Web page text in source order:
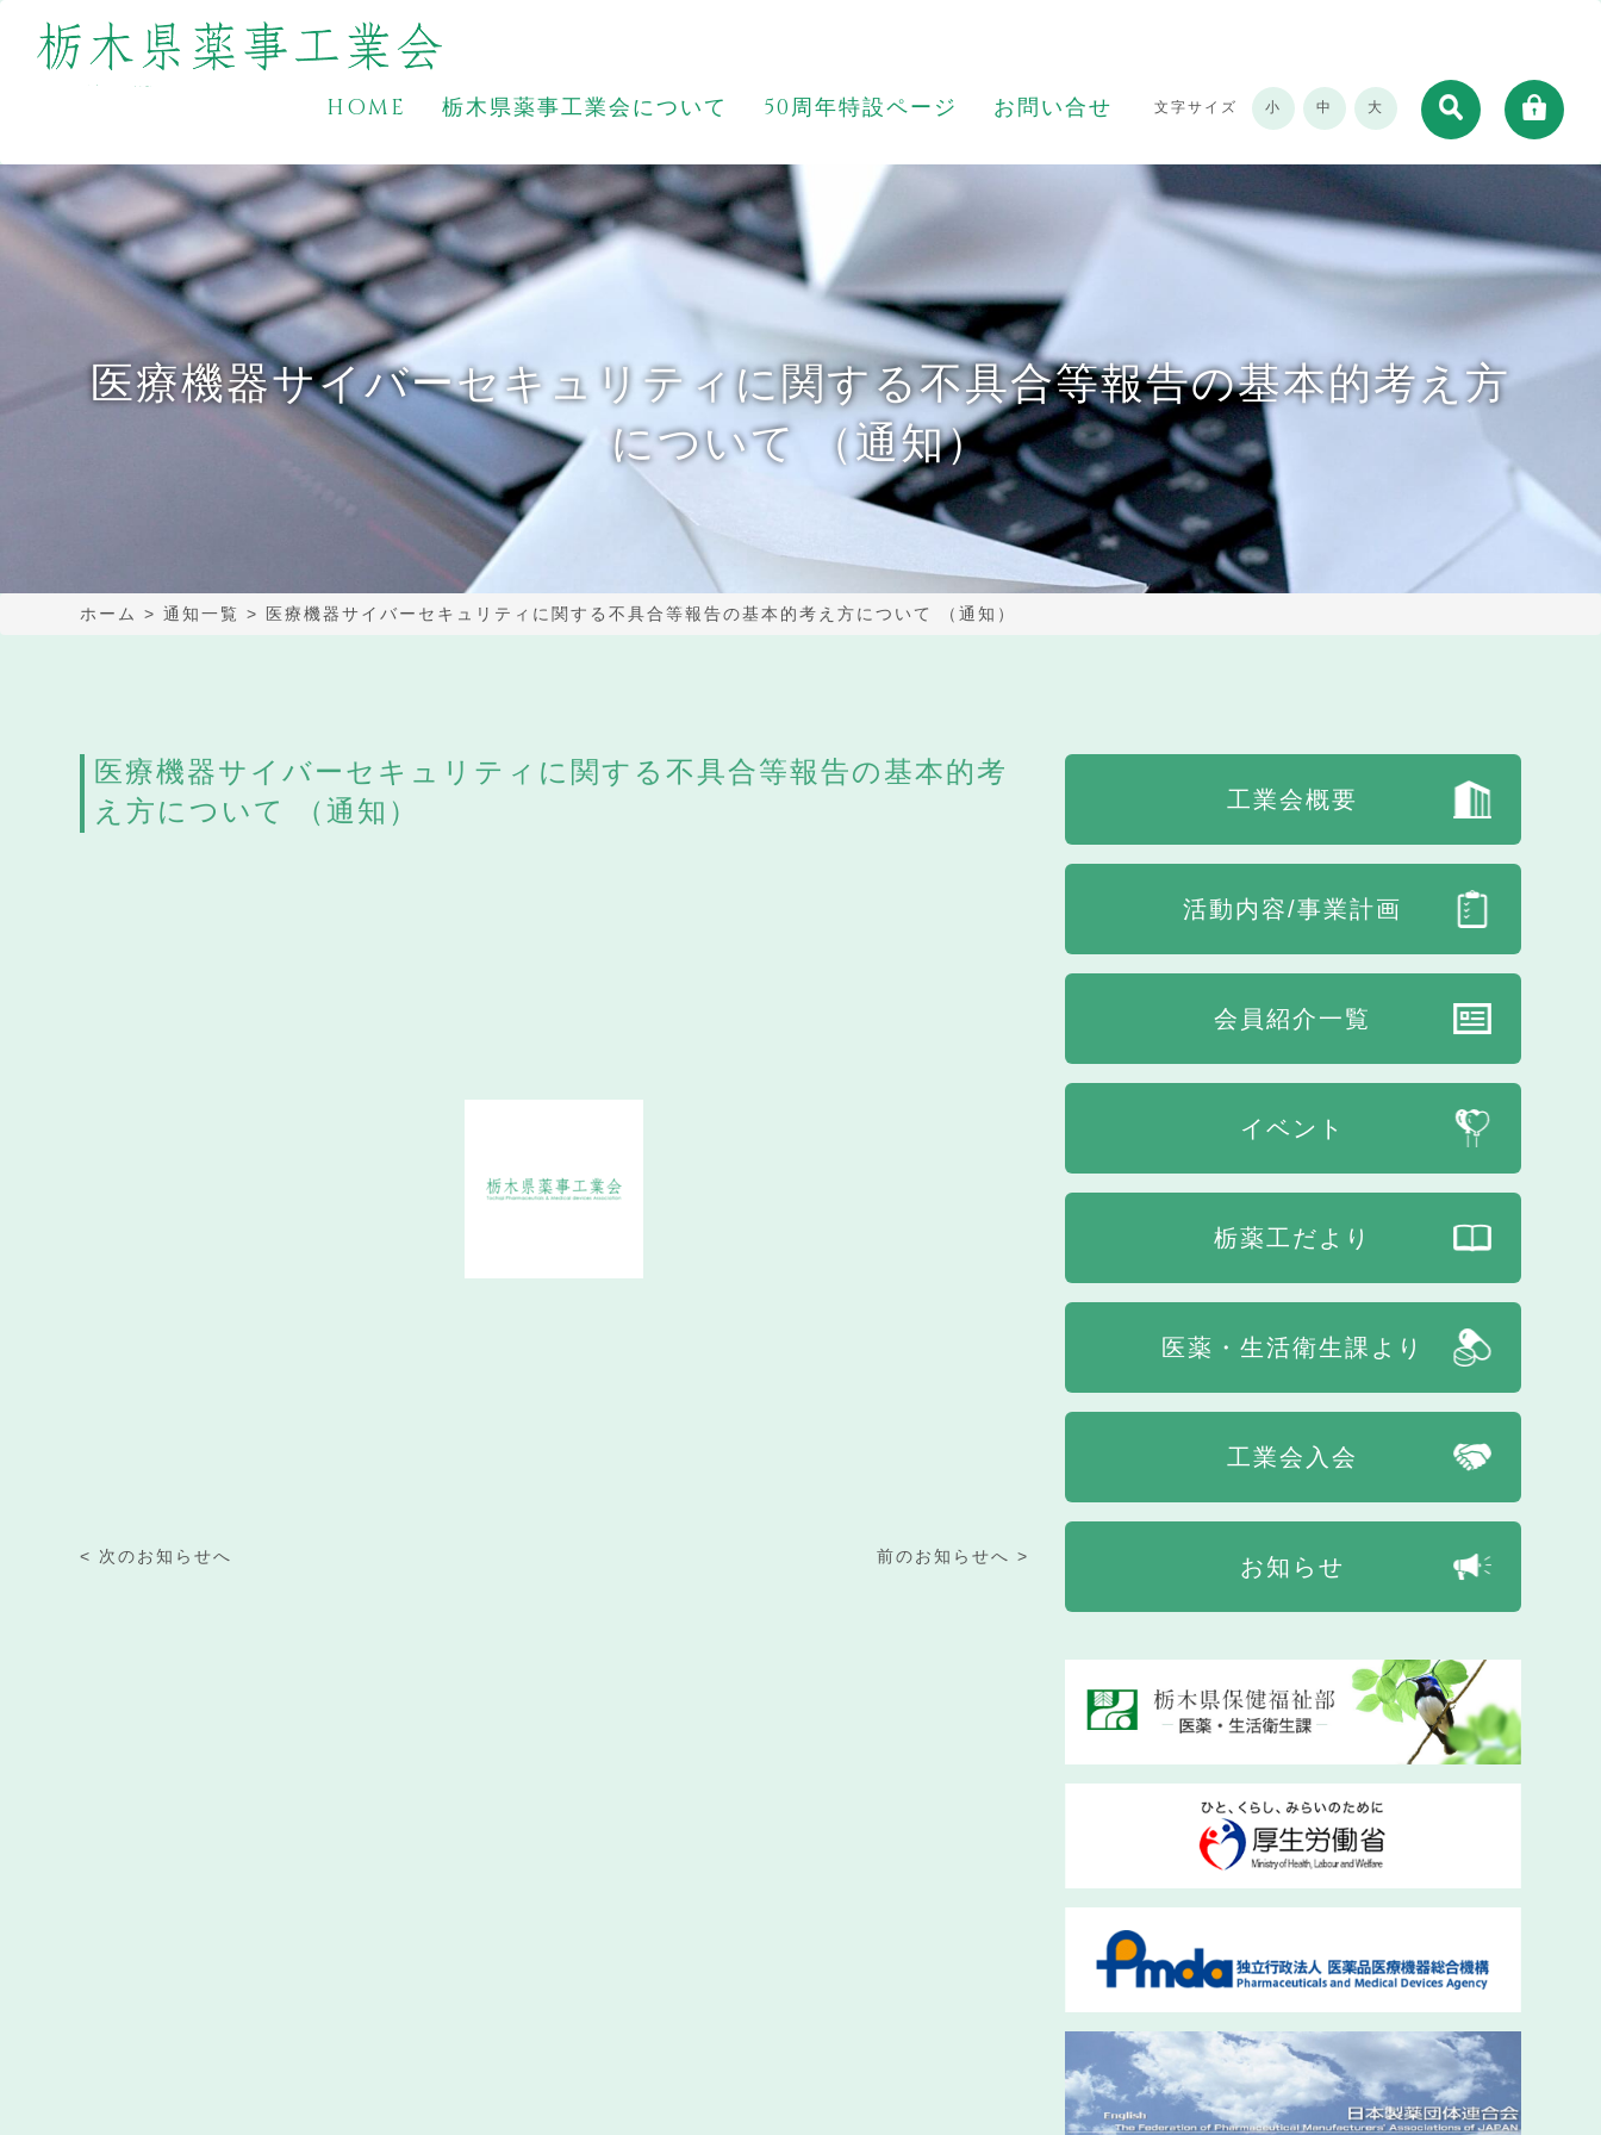
HOME 栃木県薬事工業会について 50周年特設ページ お問い合せ 文字サイズ 小 中 大
医療機器サイバーセキュリティに関する不具合等報告の基本的考え方
について （通知）
ホーム > 通知一覧 > 医療機器サイバーセキュリティに関する不具合等報告の基本的考え方について （通知）
医療機器サイバーセキュリティに関する不具合等報告の基本的考
え方について （通知）
< 次のお知らせへ 前のお知らせへ >
工業会概要
活動内容/事業計画
会員紹介一覧
イベント
栃薬工だより
医薬・生活衛生課より
工業会入会
お知らせ